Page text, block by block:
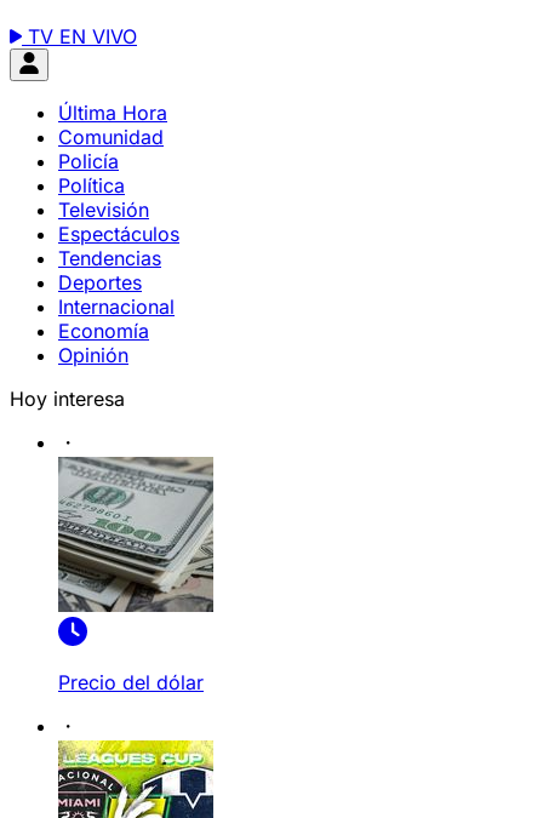
TV EN VIVO
Última Hora
Comunidad
Policía
Política
Televisión
Espectáculos
Tendencias
Deportes
Internacional
Economía
Opinión
Hoy interesa
Precio del dólar